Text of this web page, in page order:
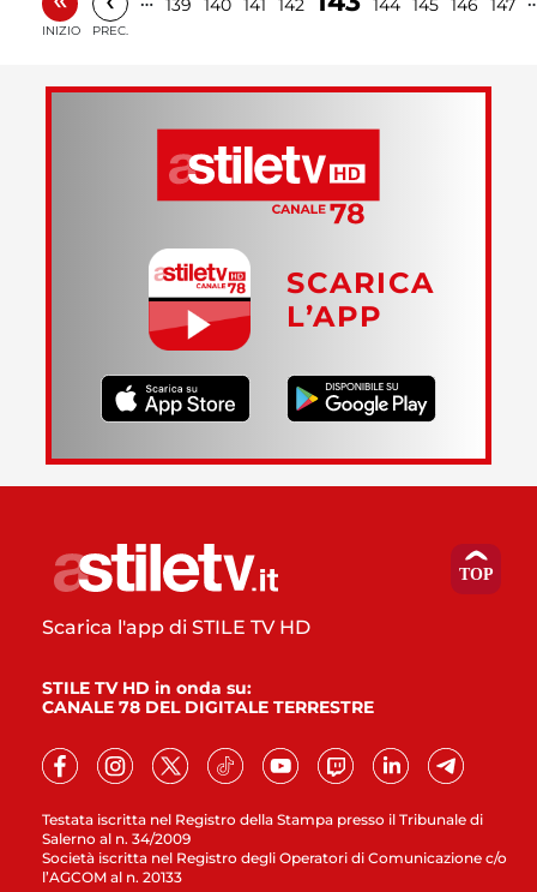
INIZIO PREC.
139 140 141 142 144 145 146 147
SCARICA
L’APP
Testata iscritta nel Registro della Stampa presso il Tribunale di
Salerno al n. 34/2009
Società iscritta nel Registro degli Operatori di Comunicazione c/o
l’AGCOM al n. 20133
Scarica l'app di STILE TV HD
STILE TV HD in onda su:
CANALE 78 DEL DIGITALE TERRESTRE